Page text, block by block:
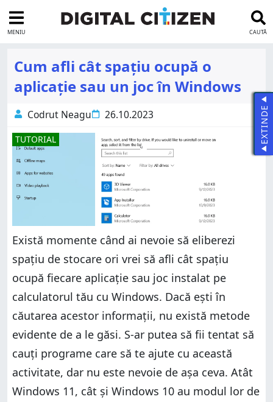
MENIU CAUTĂ
Cum afli cât spațiu ocupă o
aplicație sau un joc în Windows
Codrut Neagu 26.10.2023
TUTORIAL
Există momente când ai nevoie să eliberezi
spațiu de stocare ori vrei să afli cât spațiu
ocupă fiecare aplicație sau joc instalat pe
calculatorul tău cu Windows. Dacă ești în
căutarea acestor informații, nu există metode
evidente de a le găsi. S-ar putea să fii tentat să
cauți programe care să te ajute cu această
activitate, dar nu este nevoie de așa ceva. Atât
Windows 11, cât și Windows 10 au modul lor de
EXTINDE